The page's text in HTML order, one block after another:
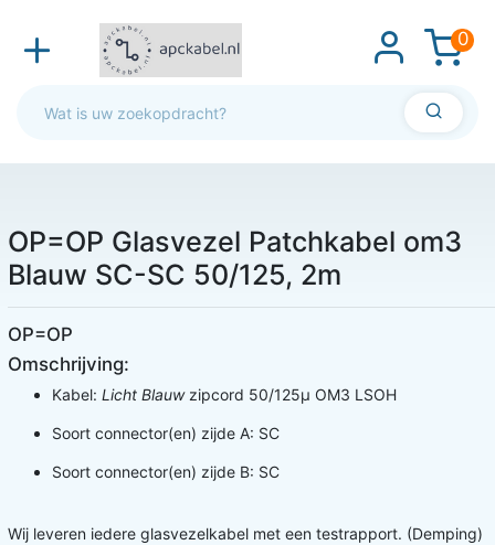
0
OP=OP Glasvezel Patchkabel om3
Blauw SC-SC 50/125, 2m
OP=OP
Omschrijving:
Kabel: Licht Blauw zipcord 50/125µ OM3 LSOH
Soort connector(en) zijde A: SC
Soort connector(en) zijde B: SC
Wij leveren iedere glasvezelkabel met een testrapport. (Demping)